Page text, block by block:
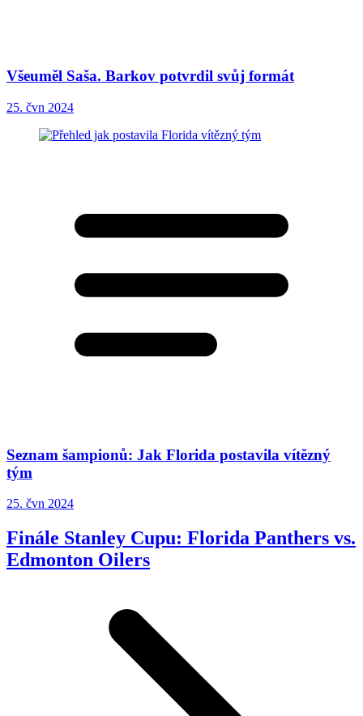
Všeuměl Saša. Barkov potvrdil svůj formát
25. čvn 2024
Seznam šampionů: Jak Florida postavila vítězný
tým
25. čvn 2024
Finále Stanley Cupu: Florida Panthers vs.
Edmonton Oilers